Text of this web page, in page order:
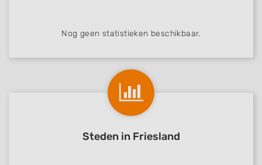
Nog geen statistieken beschikbaar.
Steden in Friesland